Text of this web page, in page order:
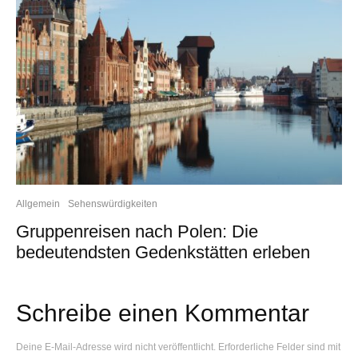
Allgemein Sehenswürdigkeiten
Gruppenreisen nach Polen: Die
bedeutendsten Gedenkstätten erleben
Schreibe einen Kommentar
Deine E-Mail-Adresse wird nicht veröffentlicht. Erforderliche Felder sind mit